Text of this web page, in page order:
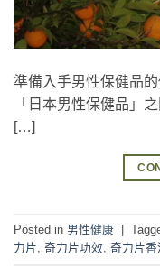
準備入手男性保健品
「日本男性保健品」
[…]
Posted in 男性健康
力片 奇力片功效 奇力片香